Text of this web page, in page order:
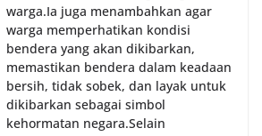
warga.‎‎Ia juga menambahkan agar
warga memperhatikan kondisi
bendera yang akan dikibarkan,
memastikan bendera dalam keadaan
bersih, tidak sobek, dan layak untuk
dikibarkan sebagai simbol
kehormatan negara.‎‎‎Selain